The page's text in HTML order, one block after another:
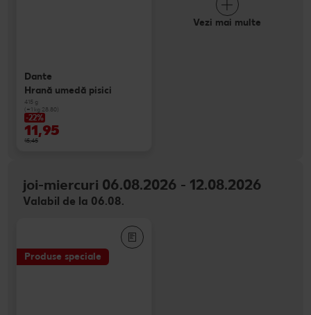
Dante
Hrană umedă pisici
415 g
(=1 kg 28.80)
-22%
11,95
15,45
Vezi mai multe
joi-miercuri 06.08.2026 - 12.08.2026
Valabil de la 06.08.
Produse speciale